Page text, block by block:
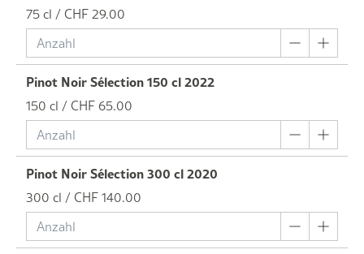
75 cl / CHF 29.00
Pinot Noir Sélection 150 cl 2022
150 cl / CHF 65.00
Pinot Noir Sélection 300 cl 2020
300 cl / CHF 140.00